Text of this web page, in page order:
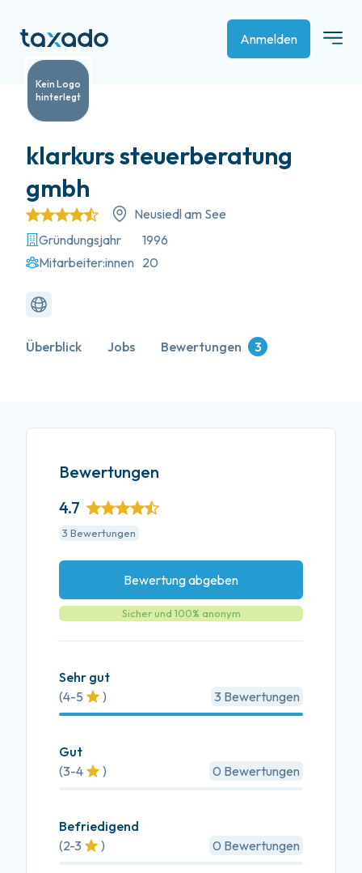
Anmelden
Kein Logo
hinterlegt
klarkurs steuerberatung
gmbh
Neusiedl am See
Gründungsjahr
1996
Mitarbeiter:innen 20
Überblick Jobs Bewertungen 3
Bewertungen
4.7
3 Bewertungen
Bewertung abgeben
Sicher und 100% anonym
Sehr gut
(4-5 ) 3 Bewertungen
Gut
(3-4 ) 0 Bewertungen
Befriedigend
(2-3 ) 0 Bewertungen